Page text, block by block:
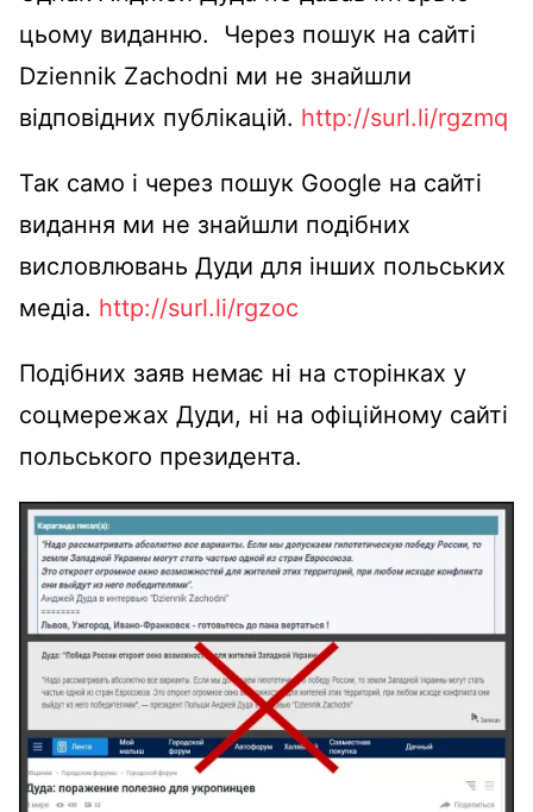
цьому виданню. Через пошук на сайті
Dziennik Zachodni ми не знайшли
відповідних публікацій. http://surl.li/rgzmq
Так само і через пошук Google на сайті
видання ми не знайшли подібних
висловлювань Дуди для інших польських
медіа. http://surl.li/rgzoc
Подібних заяв немає ні на сторінках у
соцмережах Дуди, ні на офіційному сайті
польського президента.